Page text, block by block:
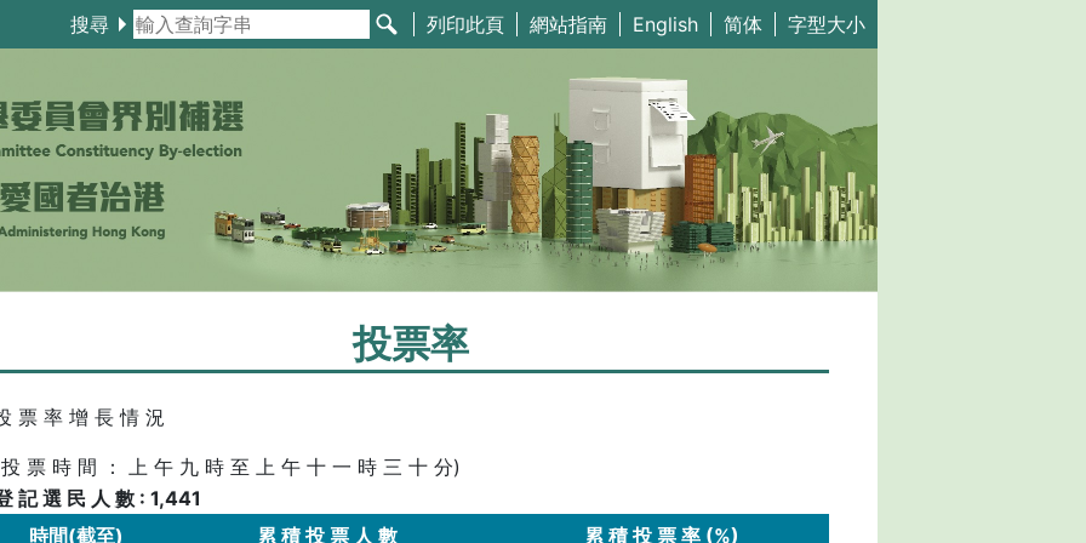
搜尋 列印此頁 網站指南 English 简体 字型大小
投票率
票 率 增 長 情 況
票 時 間 ： 上 午 九 時 至 上 午 十 一 時 三 十 分)
記 選 民 人 數 : 1,441
時間(截至)
累 積 投 票 人 數 累 積 投 票 率 (%)